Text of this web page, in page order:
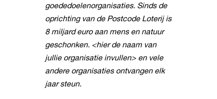
goededoelenorganisaties. Sinds de
oprichting van de Postcode Loterij is
8 miljard euro aan mens en natuur
geschonken. <hier de naam van
jullie organisatie invullen> en vele
andere organisaties ontvangen elk
jaar steun.